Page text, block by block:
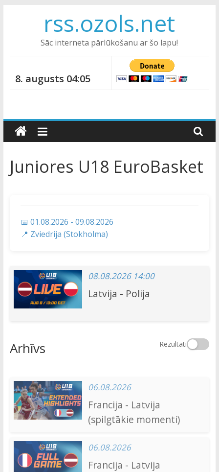
rss.ozols.net
Sāc interneta pārlūkošanu ar šo lapu!
8. augusts 04:05
Juniores U18 EuroBasket
📅 01.08.2026 - 09.08.2026
📍 Zviedrija (Stokholma)
08.08.2026 14:00
Latvija - Polija
Arhīvs Rezultāti
06.08.2026
Francija - Latvija
(spilgtākie momenti)
06.08.2026
Francija - Latvija